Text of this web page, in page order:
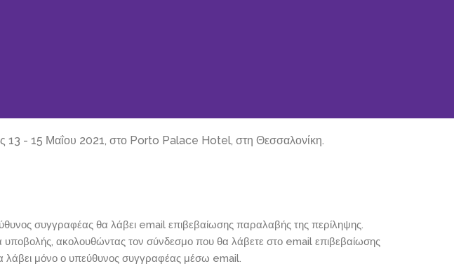
13 - 15 Μαΐου 2021, στο Porto Palace Hotel, στη Θεσσαλονίκη.
συγγραφέας θα λάβει email επιβεβαίωσης παραλαβής της περίληψης.
υποβολής, ακολουθώντας τον σύνδεσμο που θα λάβετε στο email επιβεβαίωσης
λάβει μόνο ο υπεύθυνος συγγραφέας μέσω email.